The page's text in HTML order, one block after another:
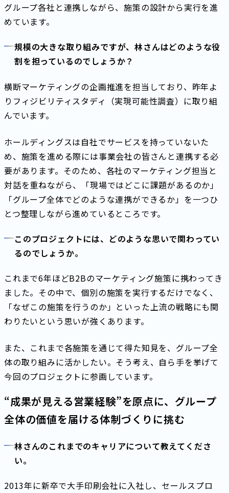
グループ各社と連携しながら、施策の設計から実行を進
めています。
規模の大きな取り組みですが、林さんはどのような役
割を担っているのでしょうか？
横断マーケティングの企画推進を担当しており、昨年よ
りフィジビリティスタディ（実現可能性調査）に取り組
んでいます。
ホールディングスは自社でサービスを持っていないた
め、施策を進める際には事業会社の皆さんと連携する必
要があります。そのため、各社のマーケティング担当と
対話を重ねながら、「現場ではどこに課題があるのか」
「グループ全体でどのような連携ができるか」を一つひ
とつ整理しながら進めているところです。
このプロジェクトには、どのような思いで関わってい
るのでしょうか。
これまで6年ほどB2Bのマーケティング施策に携わってき
ました。その中で、個別の施策を実行するだけでなく、
「なぜこの施策を行うのか」といった上流の戦略にも関
わりたいという思いが強くあります。
また、これまで各施策を通じて得た知見を、グループ全
体の取り組みに活かしたい。そう考え、自ら手を挙げて
今回のプロジェクトに参画しています。
“成果が見える営業経験”を原点に、グループ
全体の価値を届ける体制づくりに挑む
林さんのこれまでのキャリアについて教えてくださ
い。
2013年に新卒で大手印刷会社に入社し、セールスプロ